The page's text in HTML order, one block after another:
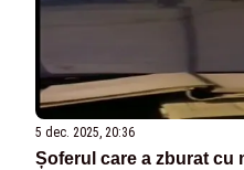
5 dec. 2025, 20:36
Șoferul care a zburat cu